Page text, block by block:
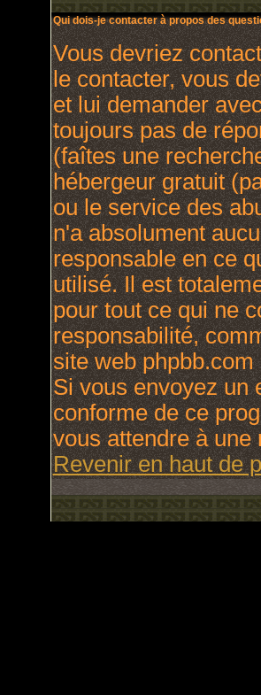
Qui dois-je contacter à propos des
Vous devriez
le contacter, vous
et lui demander
toujours pas de
(faîtes une
hébergeur gratuit
ou le service des
n'a absolument
responsable en ce
utilisé. Il est
pour tout ce qui ne
responsabilité,
site web
Si vous envoyez un
conforme de ce
vous attendre à
Revenir en haut de